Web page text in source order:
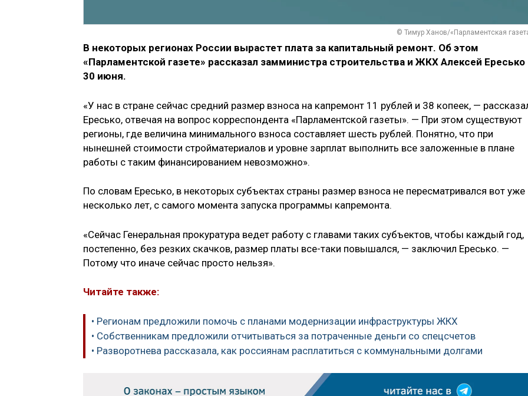
© Тимур Ханов/«Парламентская
В некоторых регионах России вырастет плата за капитальный ремонт. Об этом
«Парламентской газете» рассказал замминистра строительства и ЖКХ Алексей Ересько
30 июня.
«У нас в стране сейчас средний размер взноса на капремонт 11 рублей и 38 копеек, —
Ересько, отвечая на вопрос корреспондента «Парламентской газеты». — При этом существуют
регионы, где величина минимального взноса составляет шесть рублей. Понятно, что при
нынешней стоимости стройматериалов и уровне зарплат выполнить все заложенные в плане
работы с таким финансированием невозможно».
По словам Ересько, в некоторых субъектах страны размер взноса не пересматривался вот уже
несколько лет, с самого момента запуска программы капремонта.
«Сейчас Генеральная прокуратура ведет работу с главами таких субъектов, чтобы каждый год,
постепенно, без резких скачков, размер платы все-таки повышался, — заключил Ересько. —
Потому что иначе сейчас просто нельзя».
Читайте также:
• Регионам предложили помочь с планами модернизации инфраструктуры ЖКХ
• Собственникам предложили отчитываться за потраченные деньги со спецсчетов
• Разворотнева рассказала, как россиянам расплатиться с коммунальными долгами